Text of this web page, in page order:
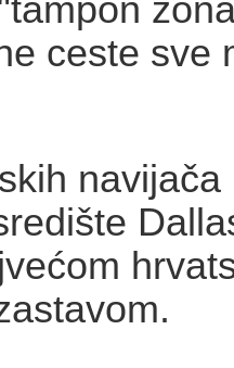
ceste sve
navijača